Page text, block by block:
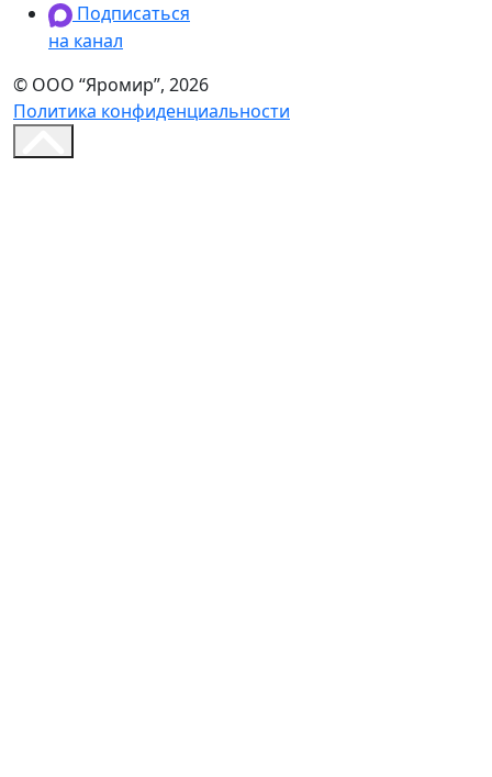
Подписаться
на канал
© ООО “Яромир”, 2026
Политика конфиденциальности